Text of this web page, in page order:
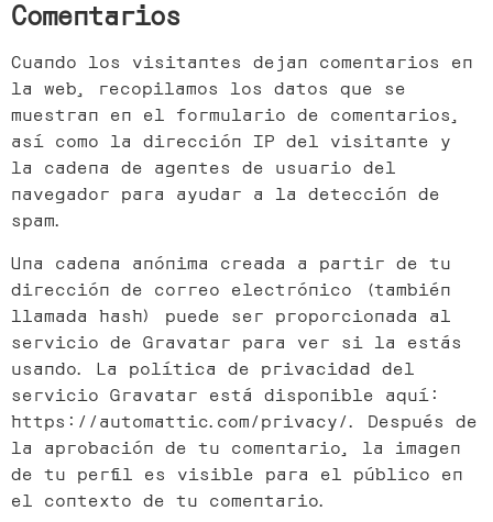
Comentarios
Cuando los visitantes dejan comentarios en
la web, recopilamos los datos que se
muestran en el formulario de comentarios,
así como la dirección IP del visitante y
la cadena de agentes de usuario del
navegador para ayudar a la detección de
spam.
Una cadena anónima creada a partir de tu
dirección de correo electrónico (también
llamada hash) puede ser proporcionada al
servicio de Gravatar para ver si la estás
usando. La política de privacidad del
servicio Gravatar está disponible aquí:
https://automattic.com/privacy/. Después de
la aprobación de tu comentario, la imagen
de tu perfil es visible para el público en
el contexto de tu comentario.